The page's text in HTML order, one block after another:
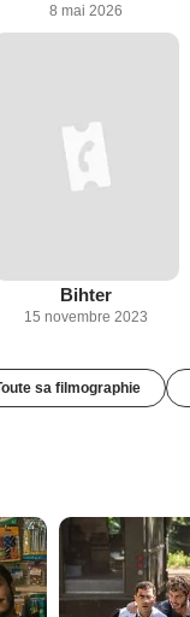
8 mai 2026
Bihter
15 novembre 2023
sa filmographie